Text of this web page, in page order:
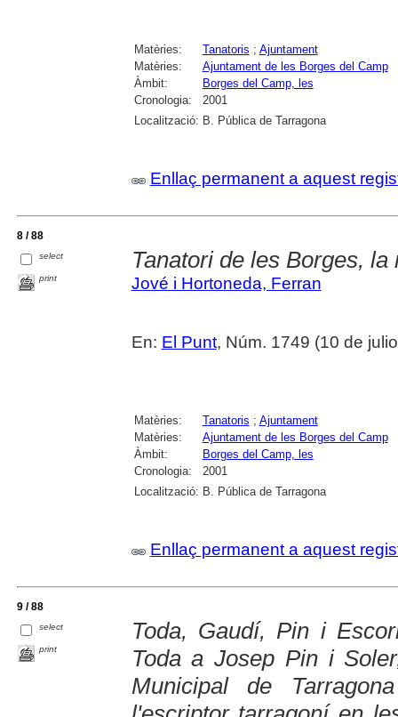
Matèries: Tanatoris ; Ajuntament
Matèries:
Ajuntament de les Borges del Camp
Àmbit:
Borges del Camp, les
Cronologia:
2001
Localització: B. Pública de Tarragona
Enllaç permanent a aquest
8 / 88
select
print
Tanatori de les Borges, la
Jové i Hortoneda, Ferran
En: El Punt, Núm. 1749 (10 de
Matèries: Tanatoris ; Ajuntament
Matèries:
Ajuntament de les Borges del Camp
Àmbit:
Borges del Camp, les
Cronologia:
2001
Localització: B. Pública de Tarragona
Enllaç permanent a aquest
9 / 88
select
print
Toda, Gaudí, Pin i
Toda a Josep Pin i
Municipal de